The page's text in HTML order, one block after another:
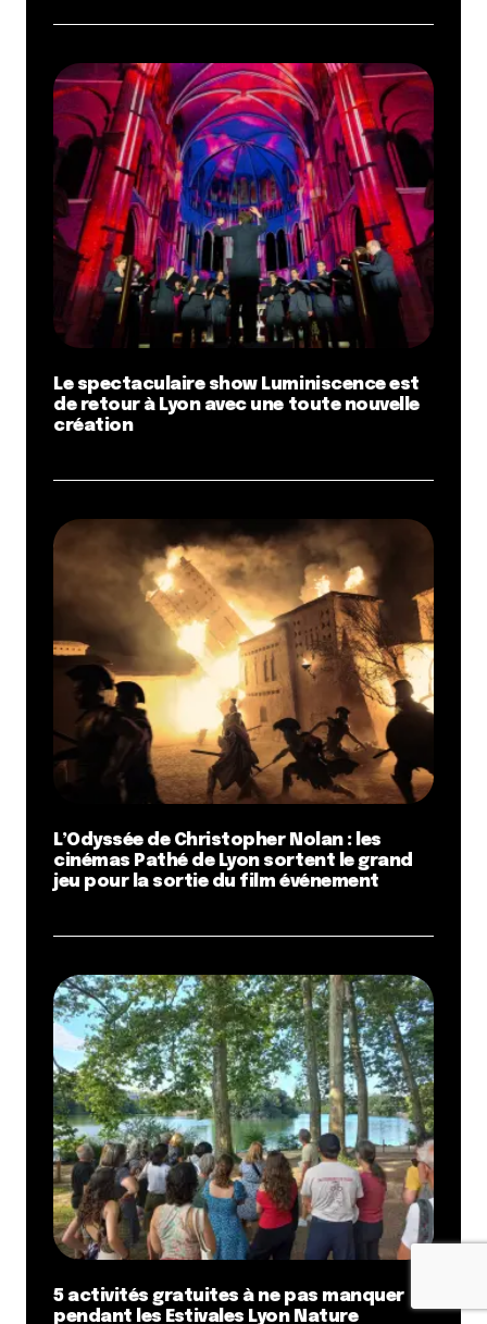
Le spectaculaire show Luminiscence est
de retour à Lyon avec une toute nouvelle
création
L’Odyssée de Christopher Nolan : les
cinémas Pathé de Lyon sortent le grand
jeu pour la sortie du film événement
5 activités gratuites à ne pas manquer
pendant les Estivales Lyon Nature